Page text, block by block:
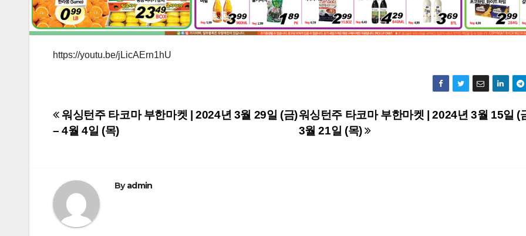
https://youtu.be/jLicAErn1hU
Post
navigation
워싱턴주 타코마 부한마켓 | 2024년 3월 15일 (
3월 21일 (목)
워싱턴주 타코마 부한마켓 | 2024년 3월 29일 (금)
– 4월 4일 (목)
Byadmin